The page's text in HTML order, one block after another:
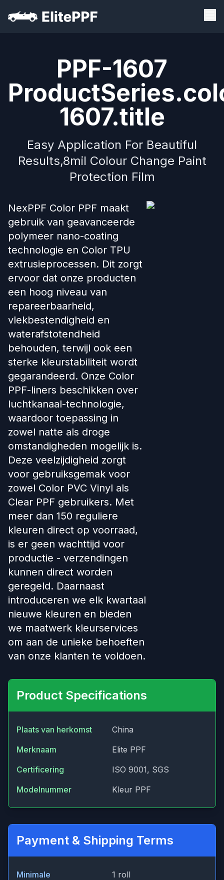
PPF-1607
1607.title
Easy Application For Beautiful
Results,8mil Colour Change Paint
Protection Film
NexPPF Color PPF maakt
gebruik van geavanceerde
polymeer nano-coating
technologie en Color TPU
extrusieprocessen. Dit zorgt
ervoor dat onze producten
een hoog niveau van
repareerbaarheid,
vlekbestendigheid en
waterafstotendheid
behouden, terwijl ook een
sterke kleurstabiliteit wordt
gegarandeerd. Onze Color
PPF-liners beschikken over
luchtkanaal-technologie,
waardoor toepassing in
zowel natte als droge
omstandigheden mogelijk is.
Deze veelzijdigheid zorgt
voor gebruiksgemak voor
zowel Color PVC Vinyl als
Clear PPF gebruikers. Met
meer dan 150 reguliere
kleuren direct op voorraad,
is er geen wachttijd voor
productie - verzendingen
kunnen direct worden
geregeld. Daarnaast
introduceren we elk kwartaal
nieuwe kleuren en bieden
we maatwerk kleurservices
om aan de unieke behoeften
van onze klanten te voldoen.
Product Specifications
Plaats van herkomst
China
Merknaam
Elite PPF
Certificering
ISO 9001, SGS
Modelnummer
Kleur PPF
Payment & Shipping Terms
Minimale
1 roll